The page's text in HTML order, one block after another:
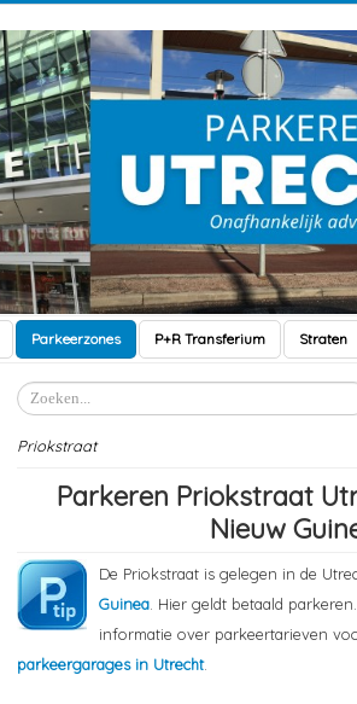
Parkeerzones P+R Transferium Straten
Zoeken
Priokstraat
Parkeren Priokstraat
Nieuw
De Priokstraat is gelegen in de
Guinea . Hier geldt betaald
informatie over parkeertarieven
parkeergarages in Utrecht.